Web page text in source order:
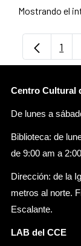
Mostrando el
1
Centro Cultural
De lunes a
Biblioteca: de
de 9:00 am a
Dirección: de la
metros al norte.
Escalante.
LAB del CCE